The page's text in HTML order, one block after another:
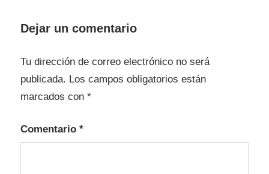
Dejar un comentario
Tu dirección de correo electrónico no será
publicada. Los campos obligatorios están
marcados con *
Comentario *